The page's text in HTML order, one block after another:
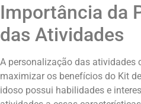
Importância da
das Atividades
A personalização das atividades
maximizar os benefícios do Kit
idoso possui habilidades e